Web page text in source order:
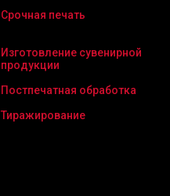
Срочная печать
Изготовление сувенирной
продукции
Постпечатная обработка
Тиражирование